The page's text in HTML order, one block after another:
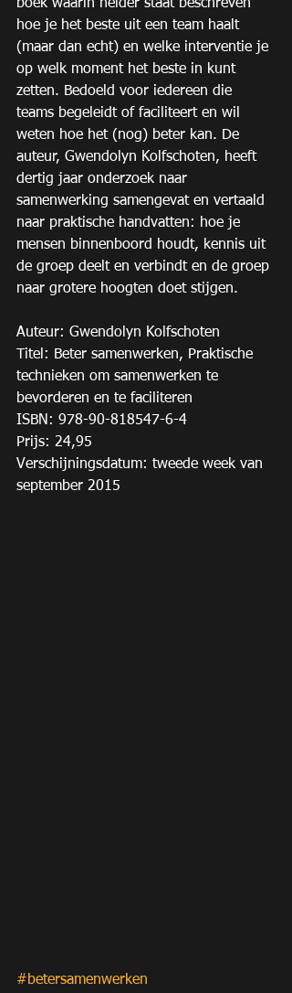
boek waarin helder staat beschreven
hoe je het beste uit een team haalt
(maar dan echt) en welke interventie je
op welk moment het beste in kunt
zetten. Bedoeld voor iedereen die
teams begeleidt of faciliteert en wil
weten hoe het (nog) beter kan. De
auteur, Gwendolyn Kolfschoten, heeft
dertig jaar onderzoek naar
samenwerking samengevat en vertaald
naar praktische handvatten: hoe je
mensen binnenboord houdt, kennis uit
de groep deelt en verbindt en de groep
naar grotere hoogten doet stijgen.
Auteur: Gwendolyn Kolfschoten
Titel: Beter samenwerken, Praktische
technieken om samenwerken te
bevorderen en te faciliteren
ISBN: 978-90-818547-6-4
Prijs: 24,95
Verschijningsdatum: tweede week van
september 2015
#betersamenwerken